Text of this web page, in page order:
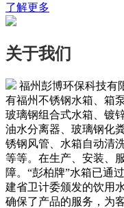
了解更多
关于我们
福州彭博环保科技有
有福州不锈钢水箱、箱
玻璃钢组合式水箱、镀
油水分离器、玻璃钢化
锈钢风管、水箱自动清
等等。在生产、安装、
障。“彭柏牌”水箱已通
建省卫计委颁发的饮用
确保了产品的服务，为